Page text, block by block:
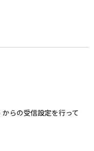
らの受信設定を行って